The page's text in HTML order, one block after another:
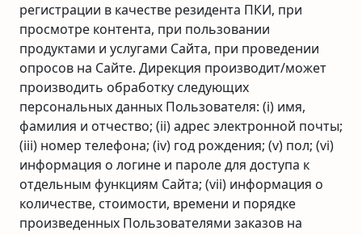
регистрации в качестве резидента ПКИ, при
просмотре контента, при пользовании
продуктами и услугами Сайта, при проведении
опросов на Сайте. Дирекция производит/может
производить обработку следующих
персональных данных Пользователя: (i) имя,
фамилия и отчество; (ii) адрес электронной почты;
(iii) номер телефона; (iv) год рождения; (v) пол; (vi)
информация о логине и пароле для доступа к
отдельным функциям Сайта; (vii) информация о
количестве, стоимости, времени и порядке
произведенных Пользователями заказов на